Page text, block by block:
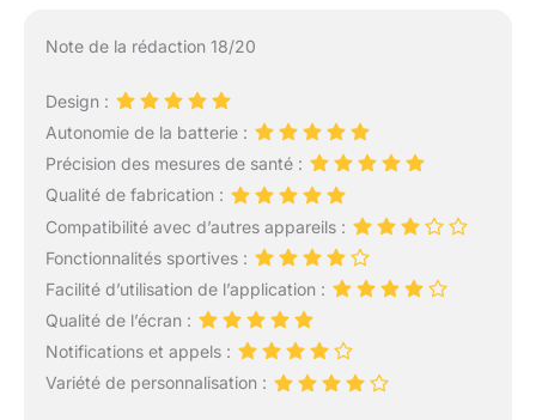
Note de la rédaction 18/20
Design :
Autonomie de la batterie :
Précision des mesures de santé :
Qualité de fabrication :
Compatibilité avec d’autres appareils :
Fonctionnalités sportives :
Facilité d’utilisation de l’application :
Qualité de l’écran :
Notifications et appels :
Variété de personnalisation :